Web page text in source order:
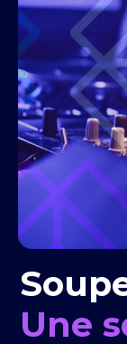
Une